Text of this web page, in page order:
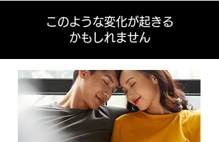
​このような変化が起きる
かもしれません